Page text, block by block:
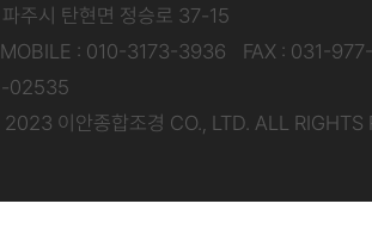
주시 탄현면 정승로 37-15
MOBILE : 010-3173-3936 FAX : 031-
02535
이안종합조경 CO., LTD. ALL RIGHTS